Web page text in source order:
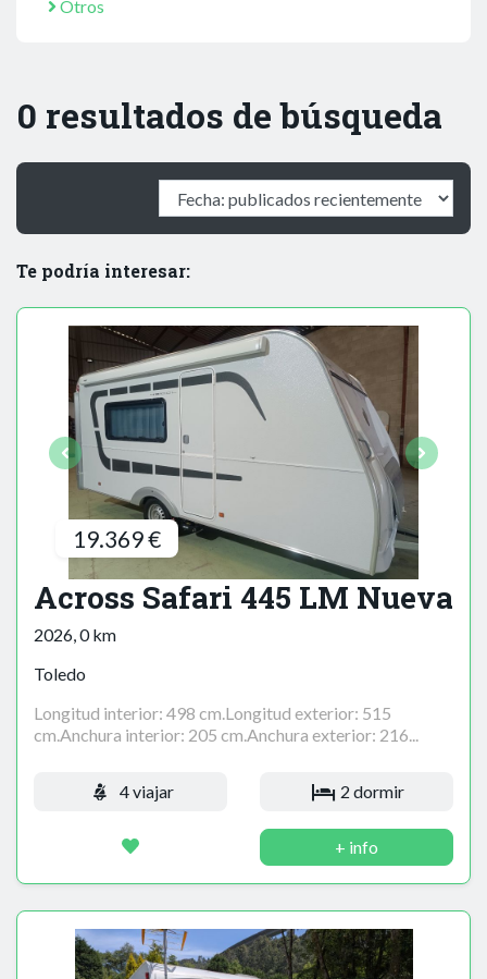
Otros
0 resultados de búsqueda
Te podría interesar:
19.369 €
Across Safari 445 LM Nueva
2026, 0 km
Toledo
Longitud interior: 498 cm.Longitud exterior: 515
cm.Anchura interior: 205 cm.Anchura exterior: 216...
4 viajar 2 dormir
+ info